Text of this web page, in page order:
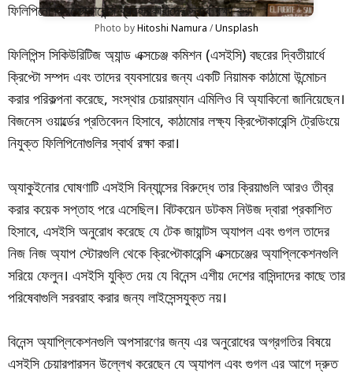
Photo by Hitoshi Namura / Unsplash
ফিলিপিনো ক্রিপ্টোকারেন্সি ব্যবহারকারীদের স্বার্থ রক্ষা করা
ফিলিপিন্স সিকিউরিটিজ অ্যান্ড এক্সচেঞ্জ কমিশন (এসইসি) বছরের দ্বিতীয়ার্ধে
ক্রিপ্টো সম্পদ এবং তাদের ব্যবসায়ের জন্য একটি নিয়ামক কাঠামো উন্মোচন
করার পরিকল্পনা করেছে, সংস্থার চেয়ারম্যান এমিলিও বি অ্যাকিনো জানিয়েছেন।
বিজনেস ওয়ার্ল্ডের প্রতিবেদন হিসাবে, কাঠামোর লক্ষ্য ক্রিপ্টোকারেন্সি ট্রেডিংয়ে
নিযুক্ত ফিলিপিনোগুলির স্বার্থ রক্ষা করা।
অ্যাকুইনোর ঘোষণাটি এসইসি বিন্যান্সের বিরুদ্ধে তার ক্রিয়াগুলি আরও তীব্র
করার কয়েক সপ্তাহ পরে এসেছিল। বিটকয়েন ডটকম নিউজ দ্বারা প্রকাশিত
হিসাবে, এসইসি অনুরোধ করেছে যে টেক জায়ান্টস অ্যাপল এবং গুগল তাদের
নিজ নিজ অ্যাপ স্টোরগুলি থেকে ক্রিপ্টোকারেন্সি এক্সচেঞ্জের অ্যাপ্লিকেশনগুলি
সরিয়ে ফেলুন। এসইসি যুক্তি দেয় যে বিনেন্স এশীয় দেশের বাসিন্দাদের কাছে তার
পরিষেবাগুলি সরবরাহ করার জন্য লাইসেন্সযুক্ত নয়।
বিনেন্স অ্যাপ্লিকেশনগুলি অপসারণের জন্য এর অনুরোধের অগ্রগতির বিষয়ে
এসইসি চেয়ারপারসন উল্লেখ করেছেন যে অ্যাপল এবং গুগল এর আগে দ্রুত